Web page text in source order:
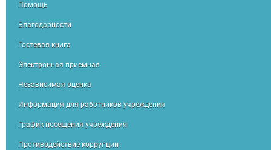
Помощь
Благодарности
Гостевая книга
Электронная приемная
Независимая оценка
Информация для работников учреждения
График посещения учреждения
Противодействие коррупции